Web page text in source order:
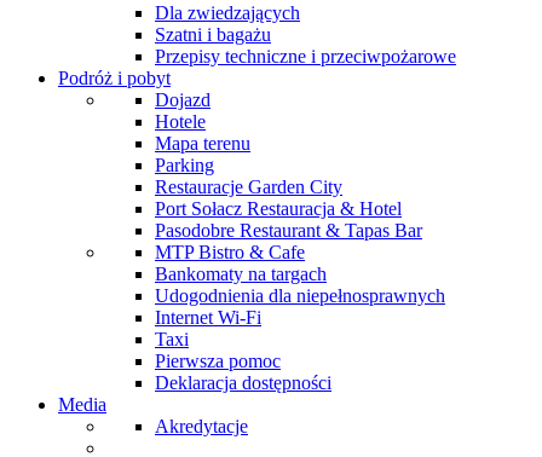
Dla zwiedzających
Szatni i bagażu
Przepisy techniczne i przeciwpożarowe
Podróż i pobyt
Dojazd
Hotele
Mapa terenu
Parking
Restauracje Garden City
Port Sołacz Restauracja & Hotel
Pasodobre Restaurant & Tapas Bar
MTP Bistro & Cafe
Bankomaty na targach
Udogodnienia dla niepełnosprawnych
Internet Wi-Fi
Taxi
Pierwsza pomoc
Deklaracja dostępności
Media
Akredytacje